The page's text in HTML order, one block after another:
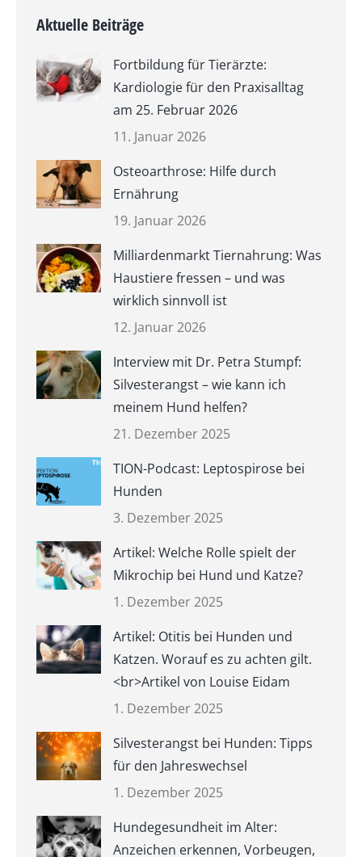
Aktuelle Beiträge
Fortbildung für Tierärzte:
Kardiologie für den Praxisalltag
am 25. Februar 2026
11. Januar 2026
Osteoarthrose: Hilfe durch
Ernährung
19. Januar 2026
Milliardenmarkt Tiernahrung: Was
Haustiere fressen – und was
wirklich sinnvoll ist
12. Januar 2026
Interview mit Dr. Petra Stumpf:
Silvesterangst – wie kann ich
meinem Hund helfen?
21. Dezember 2025
TION-Podcast: Leptospirose bei
Hunden
3. Dezember 2025
Artikel: Welche Rolle spielt der
Mikrochip bei Hund und Katze?
1. Dezember 2025
Artikel: Otitis bei Hunden und
Katzen. Worauf es zu achten gilt.
<br>Artikel von Louise Eidam
1. Dezember 2025
Silvesterangst bei Hunden: Tipps
für den Jahreswechsel
1. Dezember 2025
Hundegesundheit im Alter:
Anzeichen erkennen, Vorbeugen,